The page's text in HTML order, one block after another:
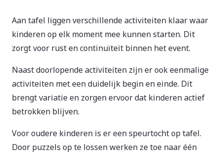
Aan tafel liggen verschillende activiteiten klaar waar
kinderen op elk moment mee kunnen starten. Dit
zorgt voor rust en continuïteit binnen het event.
Naast doorlopende activiteiten zijn er ook eenmalige
activiteiten met een duidelijk begin en einde. Dit
brengt variatie en zorgen ervoor dat kinderen actief
betrokken blijven.
Voor oudere kinderen is er een speurtocht op tafel.
Door puzzels op te lossen werken ze toe naar één